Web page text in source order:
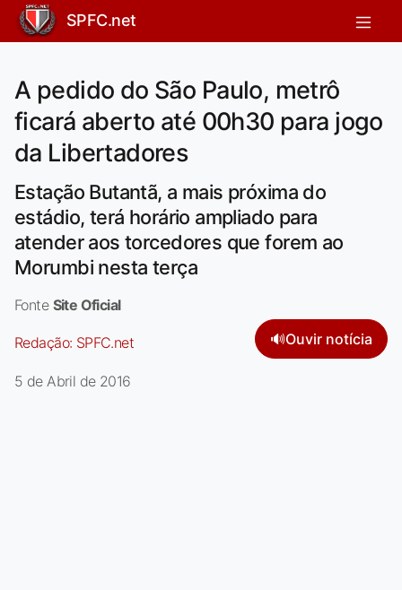
SPFC.net
A pedido do São Paulo, metrô
ficará aberto até 00h30 para jogo
da Libertadores
Estação Butantã, a mais próxima do
estádio, terá horário ampliado para
atender aos torcedores que forem ao
Morumbi nesta terça
Fonte Site Oficial
Redação: SPFC.net 🔊Ouvir notícia
5 de Abril de 2016